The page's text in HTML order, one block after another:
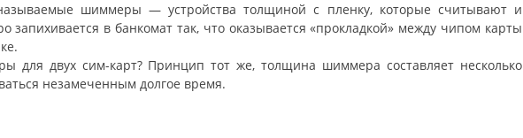
шиммеры — устройства толщиной с пленку, которые считывают и
в банкомат так, что оказывается «прокладкой» между чипом карты
для двух сим-карт? Принцип тот же, толщина шиммера составляет несколько
незамеченным долгое время.